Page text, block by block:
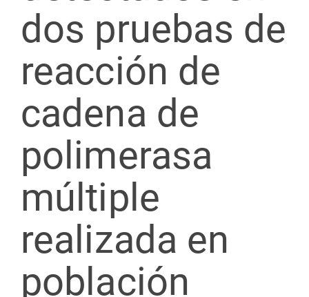
dos pruebas de
reacción de
cadena de
polimerasa
múltiple
realizada en
población